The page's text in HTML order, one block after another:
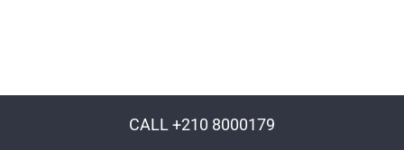
CALL +210 8000179